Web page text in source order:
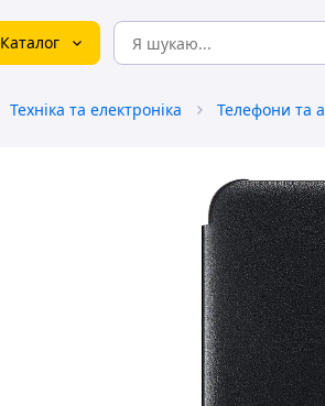
Каталог
Техніка та електроніка Телефони та